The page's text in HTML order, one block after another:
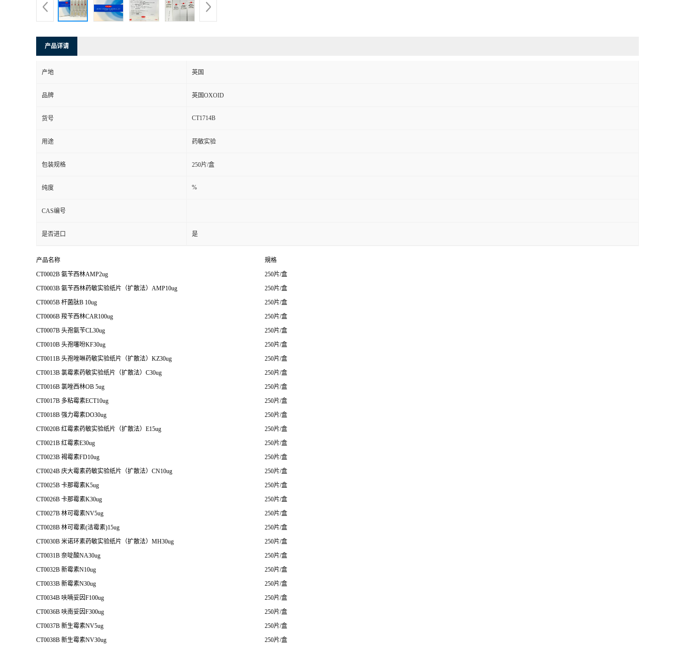
产品详请
产地 英国
品牌 英国OXOID
货号 CT1714B
用途 药敏实验
包装规格 250片/盒
纯度 %
CAS编号
是否进口 是
产品名称
規格
CT0002B 氨苄西林AMP2ug
250片/盒
CT0003B 氨苄西林药敏实验纸片（扩散法）AMP10ug
250片/盒
CT0005B 杆菌肽B 10ug
250片/盒
CT0006B 羧苄西林CAR100ug
250片/盒
CT0007B 头孢氨苄CL30ug
250片/盒
CT0010B 头孢噻吩KF30ug
250片/盒
CT0011B 头孢唑啉药敏实验纸片（扩散法）KZ30ug
250片/盒
CT0013B 氯霉素药敏实验纸片（扩散法）C30ug
250片/盒
CT0016B 氯唑西林OB 5ug
250片/盒
CT0017B 多粘霉素ECT10ug
250片/盒
CT0018B 强力霉素DO30ug
250片/盒
CT0020B 红霉素药敏实验纸片（扩散法）E15ug
250片/盒
CT0021B 红霉素E30ug
250片/盒
CT0023B 褐霉素FD10ug
250片/盒
CT0024B 庆大霉素药敏实验纸片（扩散法）CN10ug
250片/盒
CT0025B 卡那霉素K5ug
250片/盒
CT0026B 卡那霉素K30ug
250片/盒
CT0027B 林可霉素NV5ug
250片/盒
CT0028B 林可霉素(洁霉素)15ug
250片/盒
CT0030B 米诺环素药敏实验纸片（扩散法）MH30ug
250片/盒
CT0031B 奈啶酸NA30ug
250片/盒
CT0032B 新霉素N10ug
250片/盒
CT0033B 新霉素N30ug
250片/盒
CT0034B 呋喃妥因F100ug
250片/盒
CT0036B 呋南妥因F300ug
250片/盒
CT0037B 新生霉素NV5ug
250片/盒
CT0038B 新生霉素NV30ug
250片/盒